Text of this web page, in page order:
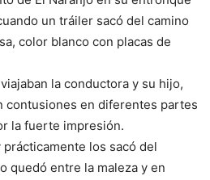
un tráiler sacó del camino
color blanco con placas de
la conductora y su hijo,
contusiones en diferentes partes
la fuerte impresión.
los sacó del
quedó entre la maleza y en